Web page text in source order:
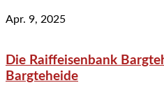
Apr. 9, 2025
Die Raiffeisenbank
Bargteheide